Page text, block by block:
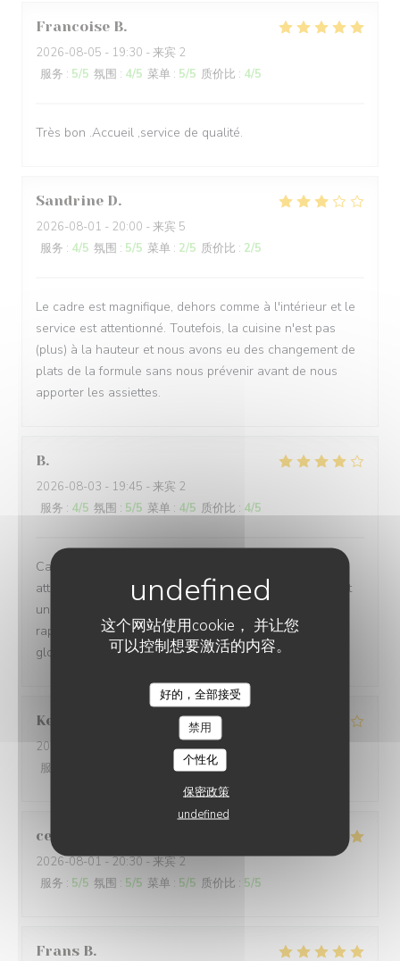
这个网站使用cookie， 并让您
可以控制想要激活的内容。
好的，全部接受
禁用
个性化
保密政策
undefined
Francoise B
2026-08-05 - 19:30 - 来宾 2
服务 : 5/5 氛围 : 4/5 菜单 : 5/5 质价比 : 4/5
Très bon .Accueil ,service de qualité.
Sandrine D
2026-08-01 - 20:00 - 来宾 5
服务 : 4/5 氛围 : 5/5 菜单 : 2/5 质价比 : 2/5
Le cadre est magnifique, dehors comme à l'intérieur et le
service est attentionné. Toutefois, la cuisine n'est pas
(plus) à la hauteur et nous avons eu des changement de
plats de la formule sans nous prévenir avant de nous
apporter les assiettes.
B
2026-08-03 - 19:45 - 来宾 2
服务 : 4/5 氛围 : 5/5 菜单 : 4/5 质价比 : 4/5
Cadre chaleureux , Accueil attentif , Carte et Menu
attractifs pour tous les goûts , Carte des vins permettant
un bon choix , Cuisine soignée , Service rapide , prix en
rapport . Parking gratuit à proximité . Etions un couple :
globalement très satisfaits .
Kerleau
2026-08-03
- 12:30 - 来宾 5
服务
:4/5 质价比
celine
2026-08-01- 20:30 - 来宾 2
服务 : 5/5 氛围 : 5/5 菜单 : 5/5 质价比 : 5/5
Frans B